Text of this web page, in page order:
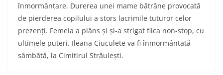
înmormântare. Durerea unei mame bătrâne provocată
de pierderea copilului a stors lacrimile tuturor celor
prezenți. Femeia a plâns și și-a strigat fiica non-stop, cu
ultimele puteri. Ileana Ciuculete va fi înmormântată
sâmbătă, la Cimitirul Străulești.